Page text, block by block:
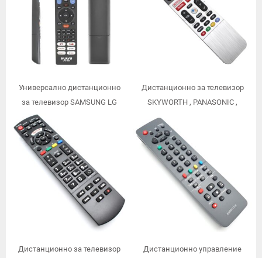
Универсално дистанционно
за телевизор SAMSUNG LG
TOSHIBA SONY PANASONIC
PHILIPS SHARP URC1569
Дистанционно за телевизор
SKYWORTH , PANASONIC ,
TOSHIBA , ALLVIEW 539C-
268935-W000 539C-268920-
W010 TB500
Дистанционно за телевизор
Дистанционно управление